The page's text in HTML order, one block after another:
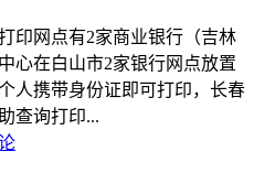
印网点有2家商业银行（吉林
心在白山市2家银行网点放置
人携带身份证即可打印，长春
查询打印...